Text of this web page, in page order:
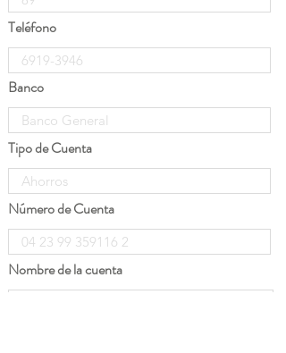
Teléfono
Banco
Tipo de Cuenta
Número de Cuenta
Nombre de la cuenta